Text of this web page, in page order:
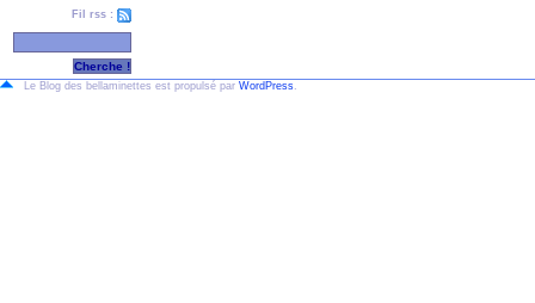
Fil rss :
Le Blog des bellaminettes est propulsé par WordPress.